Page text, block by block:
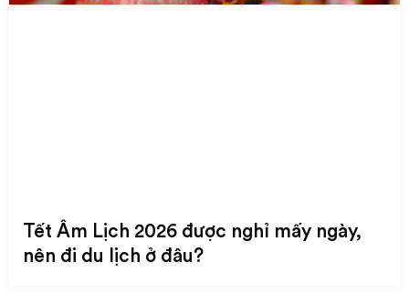
Tết Âm Lịch 2026 được nghỉ mấy ngày,
nên đi du lịch ở đâu?